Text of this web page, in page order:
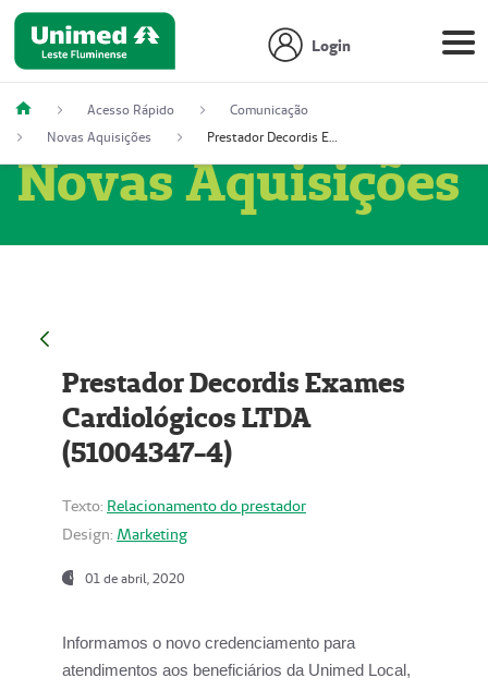
Login
Acesso Rápido
Comunicação
Novas Aquisições
Prestador Decordis Exames Cardiológicos LTDA (51004347-4)
Novas Aquisições
Prestador Decordis Exames
Cardiológicos LTDA
(51004347-4)
Texto: Relacionamento do prestador
Design: Marketing
01 de abril, 2020
Informamos o novo credenciamento para
atendimentos aos beneficiários da Unimed Local,